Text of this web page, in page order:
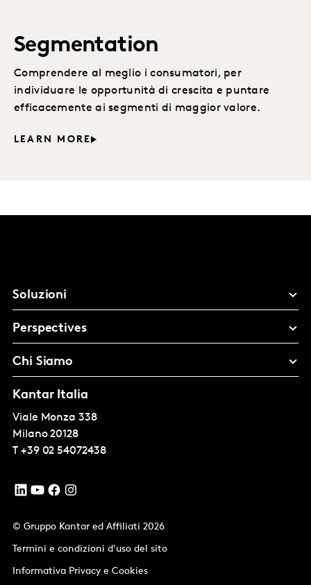
Segmentation
Comprendere al meglio i consumatori, per
individuare le opportunità di crescita e puntare
efficacemente ai segmenti di maggior valore.
LEARN MORE
Soluzioni
Perspectives
Chi Siamo
Kantar Italia
Viale Monza 338
Milano 20128
T +39 02 54072438
© Gruppo Kantar ed Affiliati 2026
Termini e condizioni d'uso del sito
Informativa Privacy e Cookies